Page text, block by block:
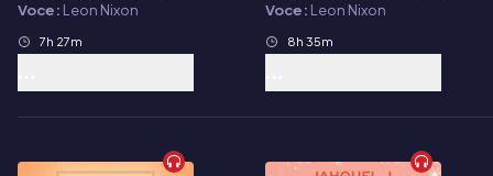
Voce: Leon Nixon
7h 27m
Voce: Leon Nixon
8h 35m